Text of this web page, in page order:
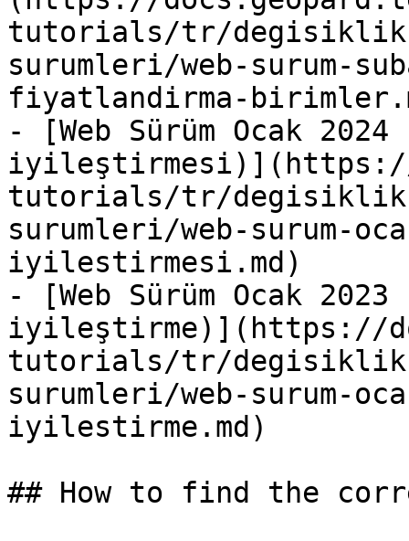
tutorials/tr/degisiklik-
surumleri/web-surum-
fiyatlandirma-
- [Web Sürüm Ocak
iyileştirmesi)](https://
tutorials/tr/degisiklik-
surumleri/web-surum-
iyilestirmesi.md)
- [Web Sürüm Ocak
iyileştirme)](https://
tutorials/tr/degisiklik-
surumleri/web-surum-
iyilestirme.md)
## How to find the